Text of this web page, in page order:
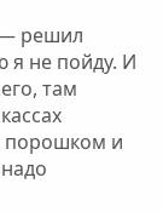
решил
я не пойду. И
там
порошком и